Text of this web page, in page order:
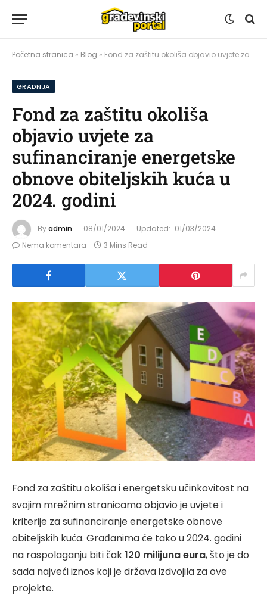
Početna stranica » Blog » Fond za zaštitu okoliša objavio uvjete za sufinanciranje energetske obnove obiteljskih kuća u 2024. godini
GRADNJA
Fond za zaštitu okoliša
objavio uvjete za
sufinanciranje energetske
obnove obiteljskih kuća u
2024. godini
Byadmin 08/01/2024 Updated: 01/03/2024
Nema komentara
3 Mins Read
Fond za zaštitu okoliša i energetsku učinkovitost na
svojim mrežnim stranicama objavio je uvjete i
kriterije za sufinanciranje energetske obnove
obiteljskih kuća. Građanima će tako u 2024. godini
na raspolaganju biti čak120 milijuna eura, što je do
sada najveći iznos koji je država izdvojila za ove
projekte.